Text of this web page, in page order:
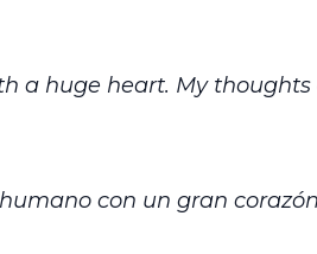
a huge heart. My
con un gran